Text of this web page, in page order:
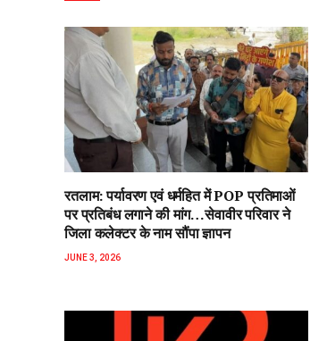
रतलाम: पर्यावरण एवं धर्महित में POP प्रतिमाओं
पर प्रतिबंध लगाने की मांग…सेवावीर परिवार ने
जिला कलेक्टर के नाम सौंपा ज्ञापन
JUNE 3, 2026